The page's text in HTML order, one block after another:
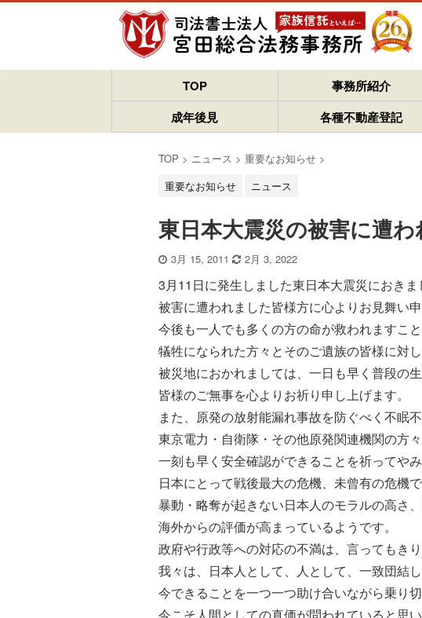
TOP 事務所紹介
成年後見
各種不動産登記
TOP > ニュース > 重要なお知らせ >
重要なお知らせ
ニュース
東日本大震災の被害に遭
3月 15, 2011 2月 3, 2022
3月11日に発生しました東日本大震災におきま
被害に遭われました皆様方に心よりお見舞い申
今後も一人でも多くの方の命が救われますこ
犠牲になられた方々とそのご遺族の皆様に対
被災地におかれましては、一日も早く普段の生
皆様のご無事を心よりお祈り申し上げます。
また、原発の放射能漏れ事故を防ぐべく不眠
東京電力・自衛隊・その他原発関連機関の方々
一刻も早く安全確認ができることを祈ってやみ
日本にとって戦後最大の危機、未曾有の危機
暴動・略奪が起きない日本人のモラルの高さ
海外からの評価が高まっているようです。
政府や行政等への対応の不満は、言ってもきり
我々は、日本人として、人として、一致団結し
今できることを一つ一つ助け合いながら乗り